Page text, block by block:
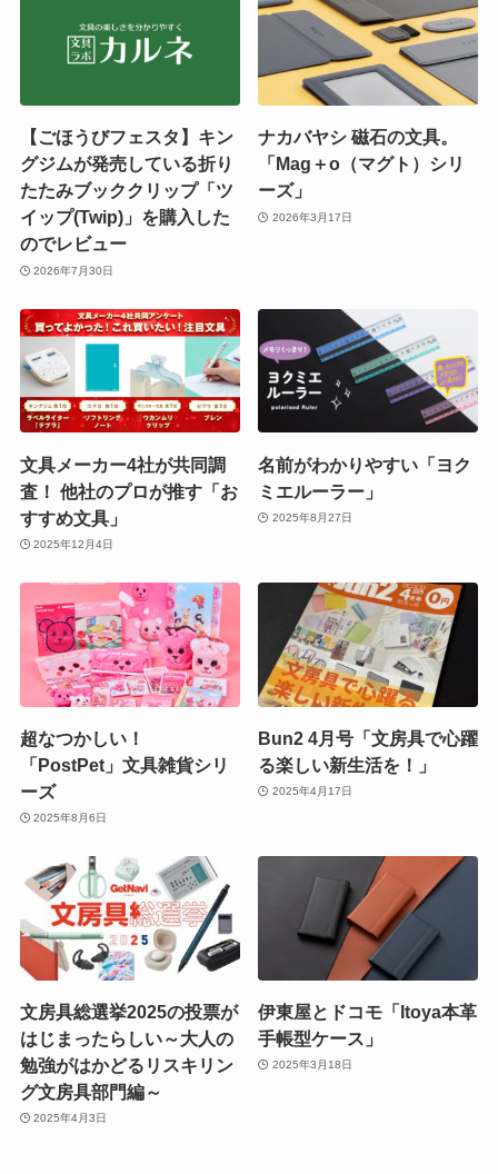
【ごほうびフェスタ】キン
グジムが発売している折り
たたみブッククリップ「ツ
イップ(Twip)」を購入した
のでレビュー
2026年7月30日
ナカバヤシ 磁石の文具。
「Mag＋o（マグト）シリ
ーズ」
2026年3月17日
文具メーカー4社が共同調
査！ 他社のプロが推す「お
すすめ文具」
2025年12月4日
名前がわかりやすい「ヨク
ミエルーラー」
2025年8月27日
超なつかしい！
「PostPet」文具雑貨シリ
ーズ
2025年8月6日
Bun2 4月号「文房具で心躍
る楽しい新生活を！」
2025年4月17日
文房具総選挙2025の投票が
はじまったらしい～大人の
勉強がはかどるリスキリン
グ文房具部門編～
2025年4月3日
伊東屋とドコモ「Itoya本革
手帳型ケース」
2025年3月18日